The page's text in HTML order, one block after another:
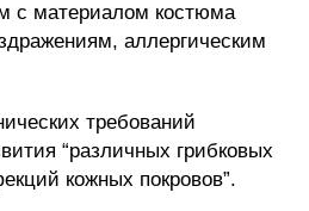
с материалом костюма
аллергическим
требований
“различных грибковых
кожных покровов”.